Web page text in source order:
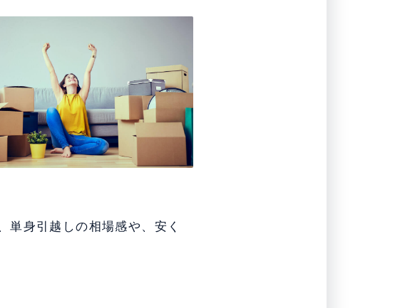
単身引越しの相場感や、安く